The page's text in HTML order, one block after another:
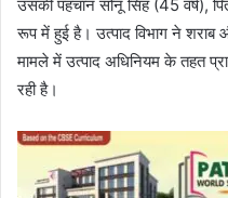
उसकी पहचान सोनू सिंह (45 वर्ष),
रूप में हुई है। उत्पाद विभाग ने
मामले में उत्पाद अधिनियम के तहत
रही है।